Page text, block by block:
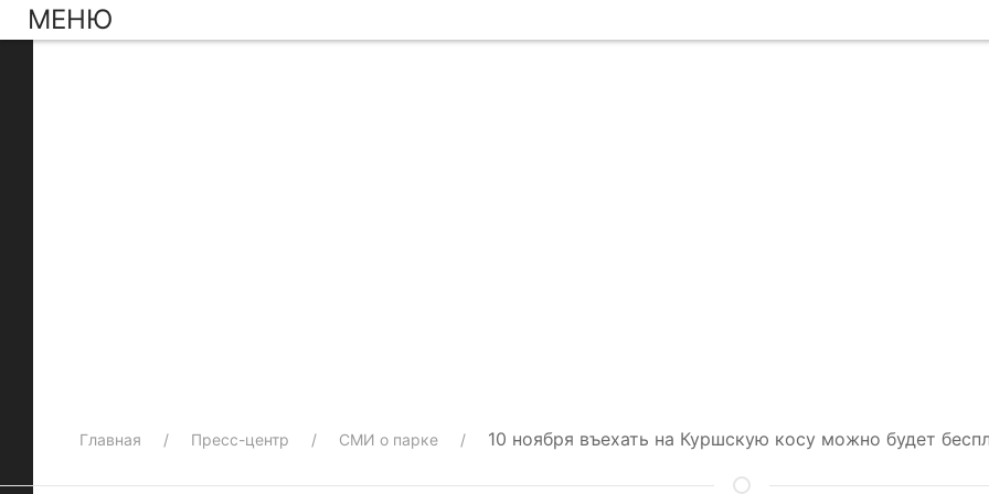
МЕНЮ
Главная Пресс-центр СМИ о парке 10 ноября въехать на Куршскую косу можно будет